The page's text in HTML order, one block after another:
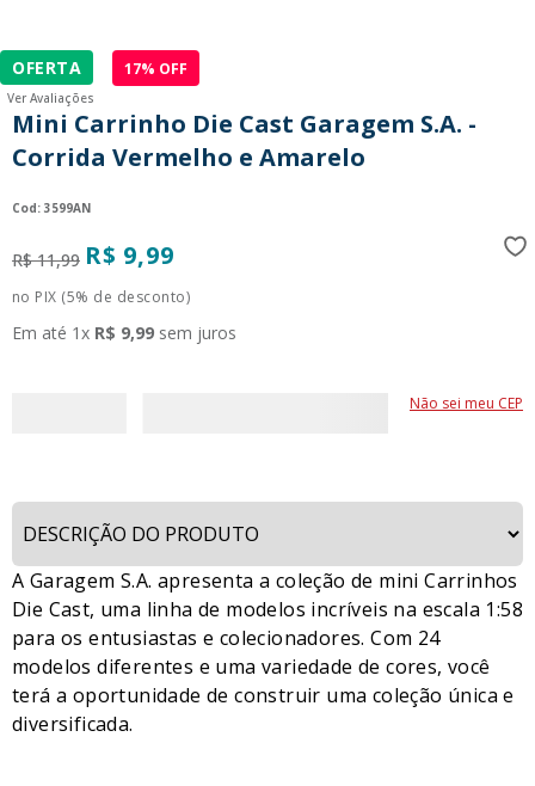
OFERTA 17% OFF
Ver Avaliações
Mini Carrinho Die Cast Garagem S.A. -
Corrida Vermelho e Amarelo
: 3599AN
R$ 11,99 R$ 9,99
no PIX (5% de desconto)
Em até 1x R$ 9,99 sem juros
Não sei meu CEP
A Garagem S.A. apresenta a coleção de mini Carrinhos
Die Cast, uma linha de modelos incríveis na escala 1:58
para os entusiastas e colecionadores. Com 24
modelos diferentes e uma variedade de cores, você
terá a oportunidade de construir uma coleção única e
diversificada.
7º
8
funko pop
9º
guerreiras kpop